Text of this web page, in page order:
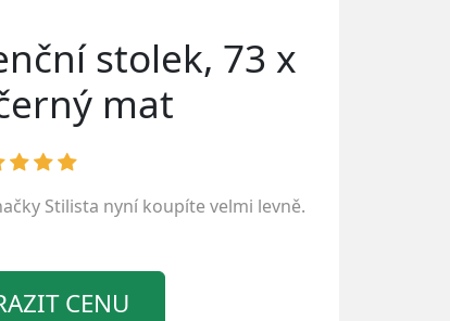
stolek, 73 x
mat
Stilista nyní koupíte velmi levně.
CENU